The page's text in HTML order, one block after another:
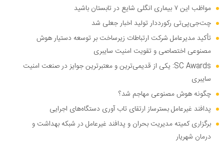
مواظب این ۷ بیماری انگلی شایع در تابستان باشید
چت‌جی‌پی‌تی رکورددار تولید اخبار جعلی شد
تأکید مدیرعامل شرکت ارتباطات زیرساخت بر توسعه دستیار هوش
مصنوعی اختصاصی و تقویت امنیت سایبری
SC Awards: یکی از قدیمی‌ترین و معتبرترین جوایز در صنعت امنیت
سایبری
چگونه هوش مصنوعی مهاجم شد؟
پدافند غیرعامل بسترساز ارتقای تاب آوری دستگاه‌های اجرایی
برگزاری کمیته مدیریت بحران و پدافند غیرعامل در شبکه بهداشت و
درمان شهریار